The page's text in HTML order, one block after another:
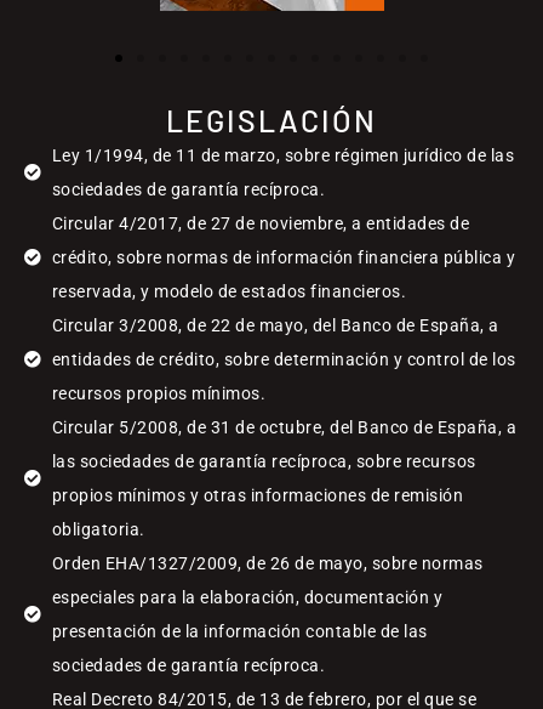
LEGISLACIÓN
Ley 1/1994, de 11 de marzo, sobre régimen jurídico de las
sociedades de garantía recíproca.
Circular 4/2017, de 27 de noviembre, a entidades de
crédito, sobre normas de información financiera pública y
reservada, y modelo de estados financieros.
Circular 3/2008, de 22 de mayo, del Banco de España, a
entidades de crédito, sobre determinación y control de los
recursos propios mínimos.
Circular 5/2008, de 31 de octubre, del Banco de España, a
las sociedades de garantía recíproca, sobre recursos
propios mínimos y otras informaciones de remisión
obligatoria.
Orden EHA/1327/2009, de 26 de mayo, sobre normas
especiales para la elaboración, documentación y
presentación de la información contable de las
sociedades de garantía recíproca.
Real Decreto 84/2015, de 13 de febrero, por el que se